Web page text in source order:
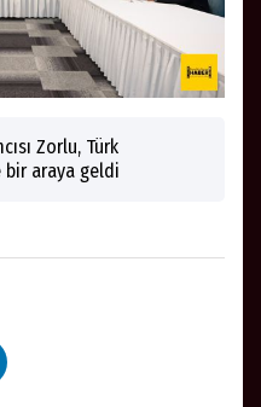
Zorlu, Türk
araya geldi